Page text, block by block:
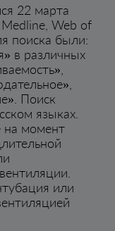
22 марта
Web of
поиска были:
в различных
Поиск
языках.
на момент
или